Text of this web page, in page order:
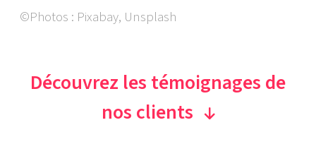
©Photos : Pixabay, Unsplash
Découvrez les témoignages de
nos clients